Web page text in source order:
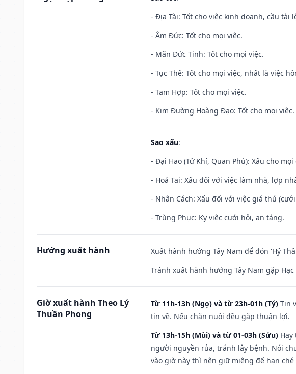
- Địa Tài: Tốt cho việc kinh doanh, cầu tài
- Âm Đức: Tốt cho mọi việc.
- Mãn Đức Tinh: Tốt cho mọi việc.
- Tục Thế: Tốt cho mọi việc, nhất là việc
- Tam Hợp: Tốt cho mọi việc.
- Kim Đường Hoàng Đạo: Tốt cho mọi việc.
Sao xấu:
- Đại Hao (Tử Khí, Quan Phú): Xấu cho mọi
- Hoả Tai: Xấu đối với việc làm nhà, lợp
- Nhân Cách: Xấu đối với việc giá thú
- Trùng Phục: Kỵ việc cưới hỏi, an táng.
Hướng xuất hành
Xuất hành hướng Tây Nam để đón 'Hỷ
Tránh xuất hành hướng Tây Nam gặp Hạc
Giờ xuất hành Theo Lý
Thuần Phong
Từ 11h-13h (Ngọ) và từ 23h-01h (Tý) Tin
tin về. Nếu chăn nuôi đều gặp thuận lợi.
Từ 13h-15h (Mùi) và từ 01-03h (Sửu)
người nguyền rủa, tránh lây bệnh. Nói
vào giờ này thì nên giữ miệng để hạn ché